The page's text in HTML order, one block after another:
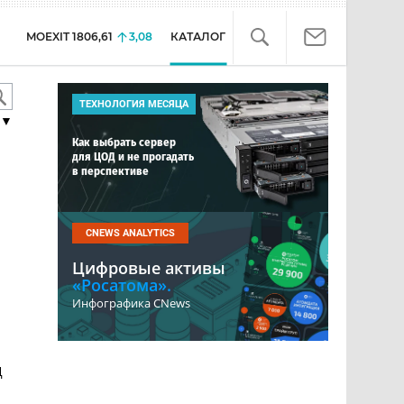
MOEXIT 1806,61 3,08 КАТАЛОГ
ТЕХНОЛОГИЯ МЕСЯЦА
Как выбрать сервер
для ЦОД и не прогадать
в перспективе
CNEWS ANALYTICS
Цифровые активы
«Росатома».
Инфографика CNews